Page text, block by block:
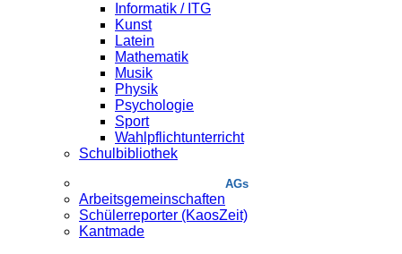
Informatik / ITG
Kunst
Latein
Mathematik
Musik
Physik
Psychologie
Sport
Wahlpflichtunterricht
Schulbibliothek
AGs
Arbeitsgemeinschaften
Schülerreporter (KaosZeit)
Kantmade